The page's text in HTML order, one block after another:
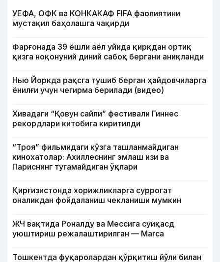
УЕФА, ОФК ва КОНКАКАФ FIFA фаолиятини
мустақил баҳолашга чақирди
Фарғонада 39 ёшли аёл уйида қирқдан ортиқ
қизга ноқонуний диний сабоқ бергани аниқланди
Нью Йоркда рақсга тушиб берган ҳайдовчиларга
ёнилғи учун чегирма берилади (видео)
Хивадаги “Қовун сайли” фестивали Гиннес
рекордлари китобига киритилди
“Троя” фильмидаги кўзга ташланмайдиган
кинохатолар: Ахиллеснинг эмлаш изи ва
Париснинг тугамайдиган ўқлари
Қирғизистонда хорижликларга суррогат
оналикдан фойдаланиш чекланиши мумкин
ЖЧ вақтида Роналду ва Мессига суиқасд
уюштириш режалаштирилган — Marca
Тошкентда фуқаролардан қўрқитиш йўли билан